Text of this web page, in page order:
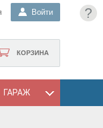
?
Войти
КОРЗИНА
ГАРАЖ